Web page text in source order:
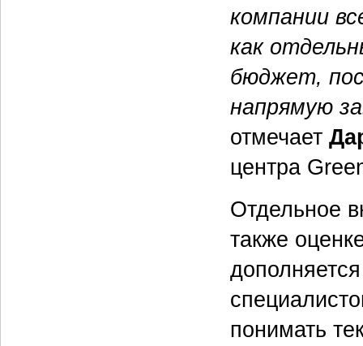
компании
как
бюджет,
напрямую
отмечает
центра
Отдельное
также
понимать